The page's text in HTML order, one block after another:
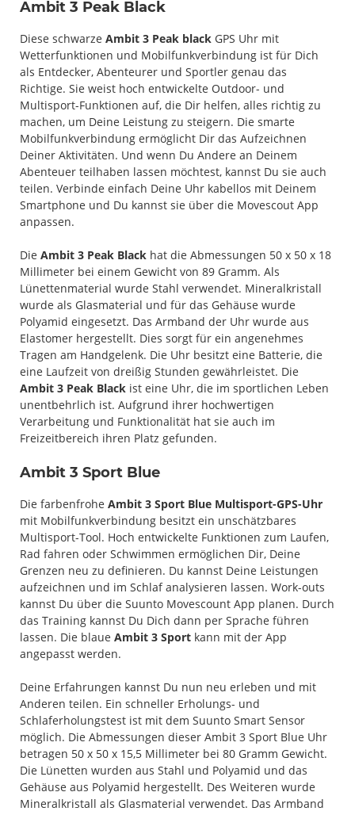
Ambit 3 Peak Black
Diese schwarze Ambit 3 Peak black GPS Uhr mit
Wetterfunktionen und Mobilfunkverbindung ist für Dich
als Entdecker, Abenteurer und Sportler genau das
Richtige. Sie weist hoch entwickelte Outdoor- und
Multisport-Funktionen auf, die Dir helfen, alles richtig zu
machen, um Deine Leistung zu steigern. Die smarte
Mobilfunkverbindung ermöglicht Dir das Aufzeichnen
Deiner Aktivitäten. Und wenn Du Andere an Deinem
Abenteuer teilhaben lassen möchtest, kannst Du sie auch
teilen. Verbinde einfach Deine Uhr kabellos mit Deinem
Smartphone und Du kannst sie über die Movescout App
anpassen.
Die Ambit 3 Peak Black hat die Abmessungen 50 x 50 x 18
Millimeter bei einem Gewicht von 89 Gramm. Als
Lünettenmaterial wurde Stahl verwendet. Mineralkristall
wurde als Glasmaterial und für das Gehäuse wurde
Polyamid eingesetzt. Das Armband der Uhr wurde aus
Elastomer hergestellt. Dies sorgt für ein angenehmes
Tragen am Handgelenk. Die Uhr besitzt eine Batterie, die
eine Laufzeit von dreißig Stunden gewährleistet. Die
Ambit 3 Peak Black ist eine Uhr, die im sportlichen Leben
unentbehrlich ist. Aufgrund ihrer hochwertigen
Verarbeitung und Funktionalität hat sie auch im
Freizeitbereich ihren Platz gefunden.
Ambit 3 Sport Blue
Die farbenfrohe Ambit 3 Sport Blue Multisport-GPS-Uhr
mit Mobilfunkverbindung besitzt ein unschätzbares
Multisport-Tool. Hoch entwickelte Funktionen zum Laufen,
Rad fahren oder Schwimmen ermöglichen Dir, Deine
Grenzen neu zu definieren. Du kannst Deine Leistungen
aufzeichnen und im Schlaf analysieren lassen. Work-outs
kannst Du über die Suunto Movescount App planen. Durch
das Training kannst Du Dich dann per Sprache führen
lassen. Die blaue Ambit 3 Sport kann mit der App
angepasst werden.
Deine Erfahrungen kannst Du nun neu erleben und mit
Anderen teilen. Ein schneller Erholungs- und
Schlaferholungstest ist mit dem Suunto Smart Sensor
möglich. Die Abmessungen dieser Ambit 3 Sport Blue Uhr
betragen 50 x 50 x 15,5 Millimeter bei 80 Gramm Gewicht.
Die Lünetten wurden aus Stahl und Polyamid und das
Gehäuse aus Polyamid hergestellt. Des Weiteren wurde
Mineralkristall als Glasmaterial verwendet. Das Armband